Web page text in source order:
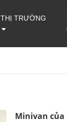
THỊ TRƯỜNG
Minivan của